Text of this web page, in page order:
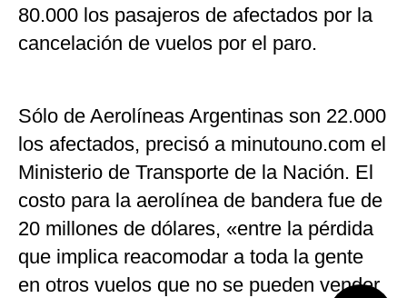
80.000 los pasajeros de afectados por la
cancelación de vuelos por el paro.
Sólo de Aerolíneas Argentinas son 22.000
los afectados, precisó a minutouno.com el
Ministerio de Transporte de la Nación. El
costo para la aerolínea de bandera fue de
20 millones de dólares, «entre la pérdida
que implica reacomodar a toda la gente
en otros vuelos que no se pueden vender